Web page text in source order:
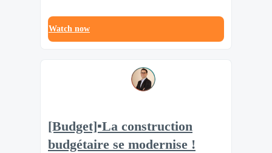
Watch now
[Budget]▪️La construction
budgétaire se modernise !